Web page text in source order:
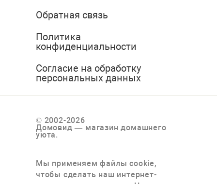
Обратная связь
Политика
конфиденциальности
Согласие на обработку
персональных данных
© 2002-2026
Домовид — магазин домашнего
уюта.
Мы применяем файлы cookie,
чтобы сделать наш интернет-